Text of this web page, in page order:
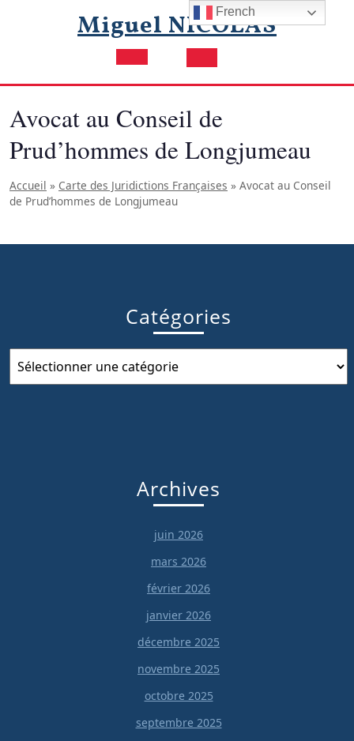
Miguel NICOLAS
Open
Avocat au Conseil de
Prud’hommes de Longjumeau
Accueil » Carte des Juridictions Françaises » Avocat au Conseil
de Prud’hommes de Longjumeau
Catégories
Catégories
Archives
juin 2026
mars 2026
février 2026
janvier 2026
décembre 2025
novembre 2025
octobre 2025
septembre 2025
French